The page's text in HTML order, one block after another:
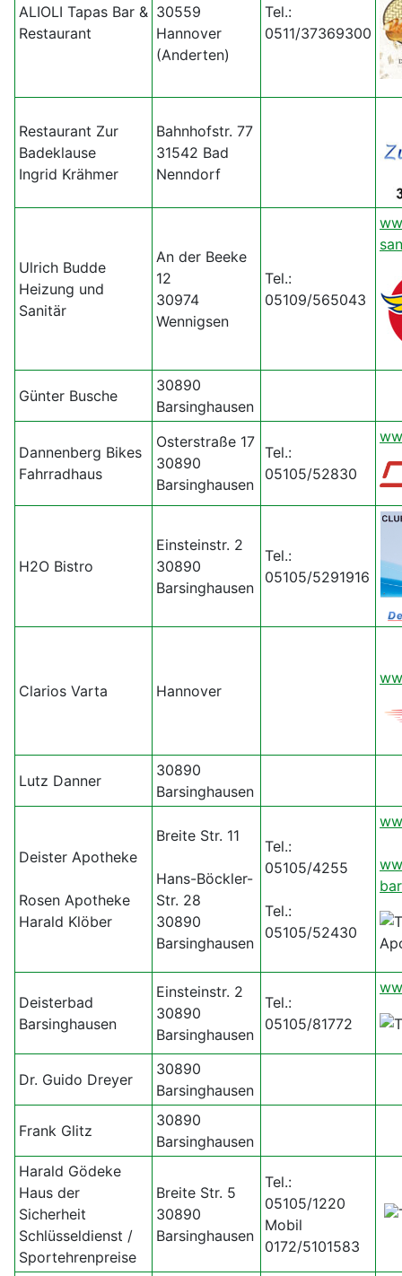
ALIOLI Tapas Bar &
Restaurant
30559
Hannover
(Anderten)
Tel.:
0511/37369300
Restaurant Zur
Badeklause
Ingrid Krähmer
Bahnhofstr. 77
31542 Bad
Nenndorf
Ulrich Budde
Heizung und
Sanitär
An der Beeke
12
30974
Wennigsen
Tel.:
05109/565043
Günter Busche
30890
Barsinghausen
Dannenberg Bikes
Fahrradhaus
Osterstraße 17
30890
Barsinghausen
Tel.:
05105/52830
H2O Bistro
Einsteinstr. 2
30890
Barsinghausen
Tel.:
05105/5291916
Clarios Varta Hannover
Lutz Danner
30890
Barsinghausen
Deister Apotheke
Rosen Apotheke
Harald Klöber
Breite Str. 11
Hans-Böckler-
Str. 28
30890
Barsinghausen
Tel.:
05105/4255
Tel.:
05105/52430
Deisterbad
Barsinghausen
Einsteinstr. 2
30890
Barsinghausen
Tel.:
05105/81772
Dr. Guido Dreyer
30890
Barsinghausen
Frank Glitz
30890
Barsinghausen
Harald Gödeke
Haus der
Sicherheit
Schlüsseldienst /
Sportehrenpreise
Breite Str. 5
30890
Barsinghausen
Tel.:
05105/1220
Mobil
0172/5101583